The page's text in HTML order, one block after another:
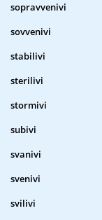
sopravvenivi
sovvenivi
stabilivi
sterilivi
stormivi
subivi
svanivi
svenivi
svilivi